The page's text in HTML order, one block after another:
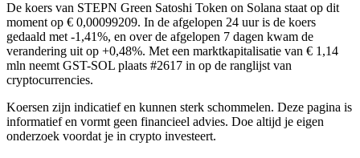
De koers van STEPN Green Satoshi Token on Solana staat op dit
moment op € 0,00099209. In de afgelopen 24 uur is de koers
gedaald met -1,41%, en over de afgelopen 7 dagen kwam de
verandering uit op +0,48%. Met een marktkapitalisatie van € 1,14
mln neemt GST-SOL plaats #2617 in op de ranglijst van
cryptocurrencies.
Koersen zijn indicatief en kunnen sterk schommelen. Deze pagina is
informatief en vormt geen financieel advies. Doe altijd je eigen
onderzoek voordat je in crypto investeert.